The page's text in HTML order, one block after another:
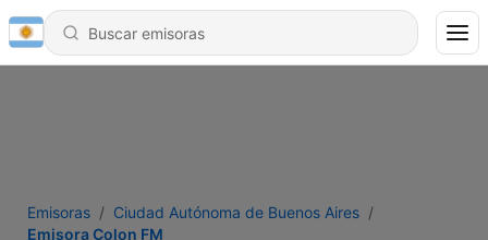
Emisoras
Ciudad Autónoma de Buenos Aires
Emisora Colon FM